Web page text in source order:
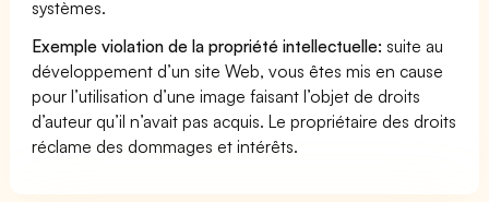
systèmes.
Exemple violation de la propriété intellectuelle: suite au
développement d’un site Web, vous êtes mis en cause
pour l’utilisation d’une image faisant l’objet de droits
d’auteur qu’il n’avait pas acquis. Le propriétaire des droits
réclame des dommages et intérêts.